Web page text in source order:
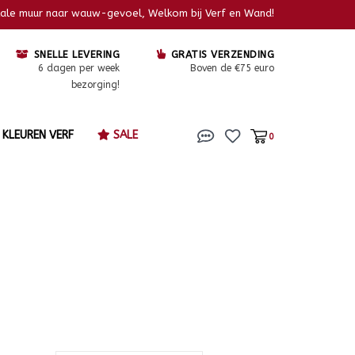
muur naar wauw-gevoel, Welkom bij Verf en Wand!
SNELLE LEVERING
6 dagen per week
bezorging!
GRATIS VERZENDING
Boven de €75 euro
KLEUREN VERF SALE 0